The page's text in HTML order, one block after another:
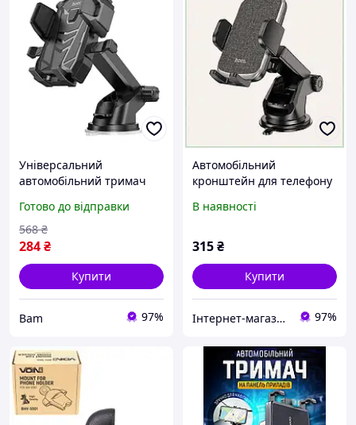
Універсальний
автомобільний тримач
DCA17 магнітний холдер
в авто кронштейн на
присоску Чорний bam
Готово до відправки
284₴
568 ₴
Купити
Bam 97%
Автомобільний
кронштейн для телефону
8AC522296B
В наявності
315₴
Купити
Інтернет-магазин enJoy 97%